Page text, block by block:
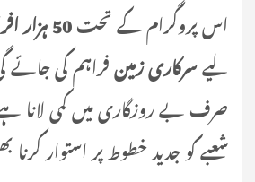
اس پروگرام کے تحت50 ہزار افراد
لیےسرکاری زمینفراہم کی
صرف بے روزگاری میں کمی لانا
شعبے کو جدید خطوط پر استوار